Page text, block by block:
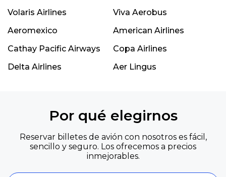
Volaris Airlines
Viva Aerobus
Aeromexico
American Airlines
Cathay Pacific Airways
Copa Airlines
Delta Airlines
Aer Lingus
Por qué elegirnos
Reservar billetes de avión con nosotros es fácil,
sencillo y seguro. Los ofrecemos a precios
inmejorables.